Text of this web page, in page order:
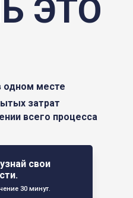
свои
30 минут.
ЭТО
одном месте
затрат
всего процесса